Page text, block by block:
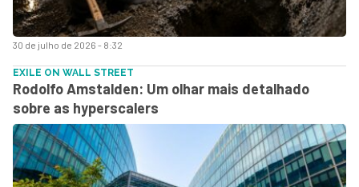
30 de julho de 2026 - 8:32
EXILE ON WALL STREET
Rodolfo Amstalden: Um olhar mais detalhado
sobre as hyperscalers